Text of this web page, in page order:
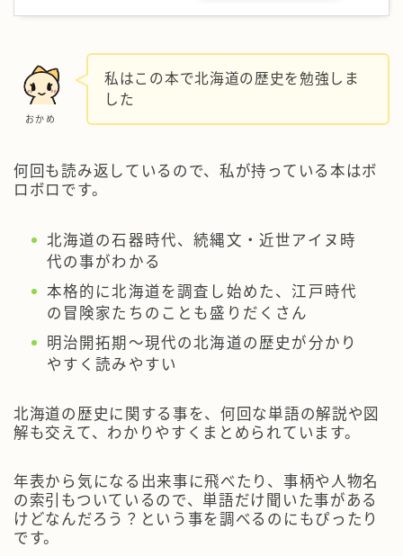
おかめ
私はこの本で北海道の歴史を勉強しま
した
何回も読み返しているので、私が持っている本はボ
ロボロです。
北海道の石器時代、続縄文・近世アイヌ時
代の事がわかる
本格的に北海道を調査し始めた、江戸時代
の冒険家たちのことも盛りだくさん
明治開拓期～現代の北海道の歴史が分かり
やすく読みやすい
北海道の歴史に関する事を、何回な単語の解説や図
解も交えて、わかりやすくまとめられています。
年表から気になる出来事に飛べたり、事柄や人物名
の索引もついているので、単語だけ聞いた事がある
けどなんだろう？という事を調べるのにもぴったり
です。